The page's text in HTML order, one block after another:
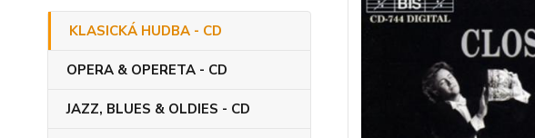
KLASICKÁ HUDBA - CD
OPERA & OPERETA - CD
JAZZ, BLUES & OLDIES - CD